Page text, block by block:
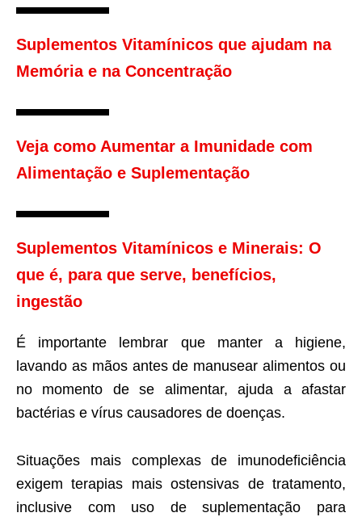
Suplementos Vitamínicos que ajudam na
Memória e na Concentração
Veja como Aumentar a Imunidade com
Alimentação e Suplementação
Suplementos Vitamínicos e Minerais: O
que é, para que serve, benefícios,
ingestão
É importante lembrar que manter a higiene,
lavando as mãos antes de manusear alimentos ou
no momento de se alimentar, ajuda a afastar
bactérias e vírus causadores de doenças.
Situações mais complexas de imunodeficiência
exigem terapias mais ostensivas de tratamento,
inclusive com uso de suplementação para